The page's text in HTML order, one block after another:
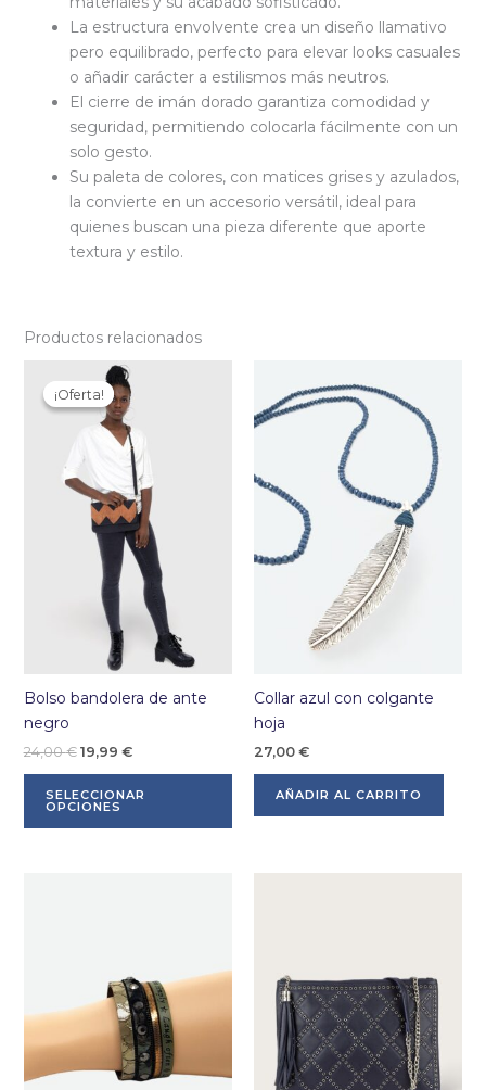
La estructura envolvente crea un diseño llamativo
pero equilibrado, perfecto para elevar looks casuales
o añadir carácter a estilismos más neutros.
El cierre de imán dorado garantiza comodidad y
seguridad, permitiendo colocarla fácilmente con un
solo gesto.
Su paleta de colores, con matices grises y azulados,
la convierte en un accesorio versátil, ideal para
quienes buscan una pieza diferente que aporte
textura y estilo.
Productos relacionados
¡Oferta!
¡Oferta!
Bolso bandolera de ante
negro
24,00€ El
era:
19,99 €El
es:
SELECCIONAR
OPCIONES
Este
producto
tiene
variantes.
pueden
página
Collar azul con colgante
hoja
27,00 €
AÑADIR AL CARRITO